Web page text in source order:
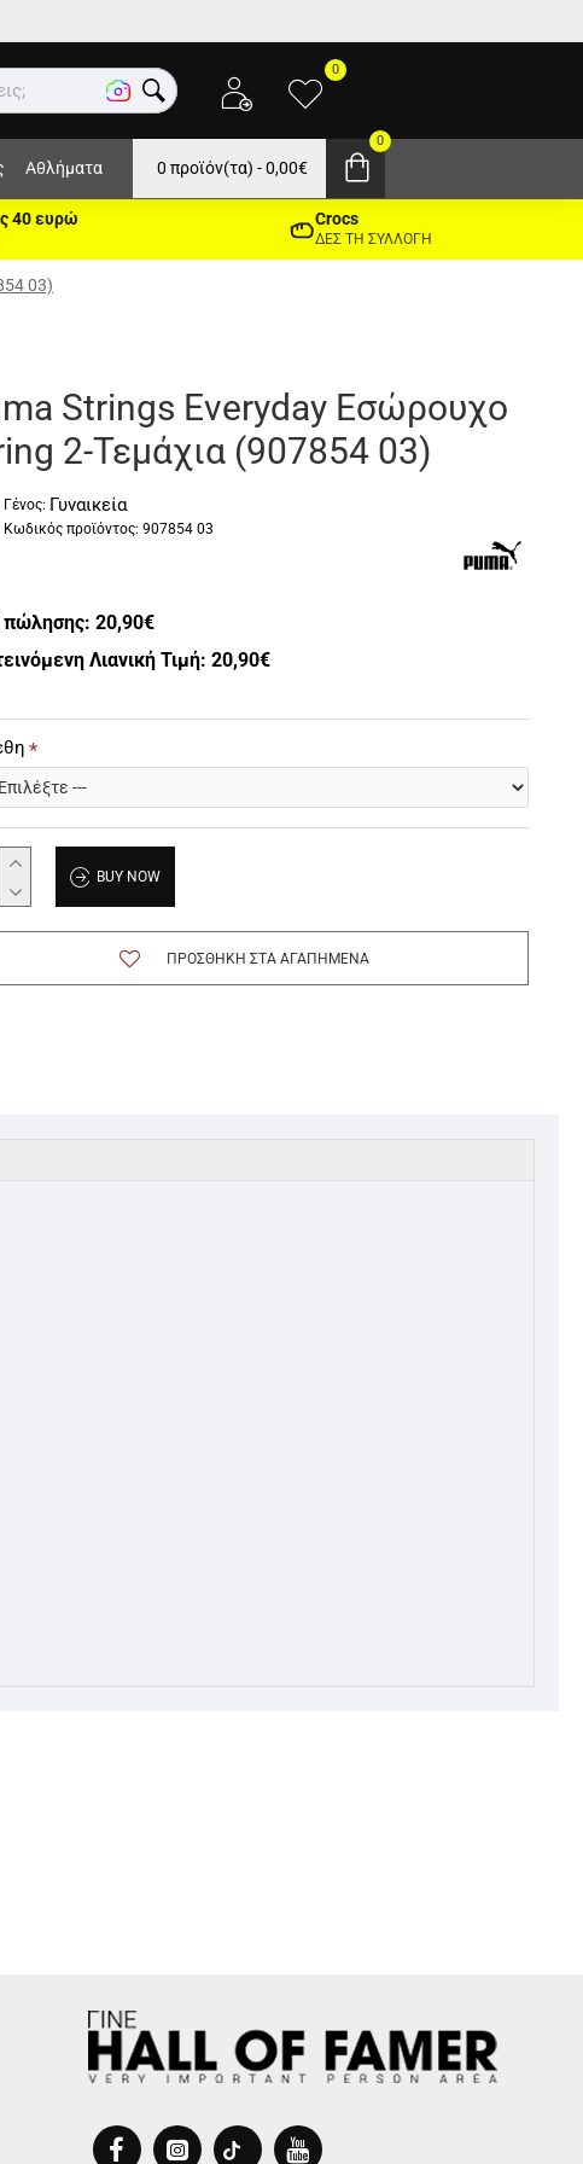
0
Αθλήματα 0 προϊόν(τα) - 0,00€
0
03)
40 ευρώ Crocs
ΔΕΣ ΤΗ ΣΥΛΛΟΓΗ
Strings Everyday Εσώρουχο
2-Τεμάχια (907854 03)
Γένος: Γυναικεία
Κωδικός προϊόντος: 907854 03
πώλησης:20,90€
Λιανική Τιμή: 20,90€
BUY NOW
ΠΡΟΣΘΉΚΗ ΣΤΑ ΑΓΑΠΗΜΈΝΑ